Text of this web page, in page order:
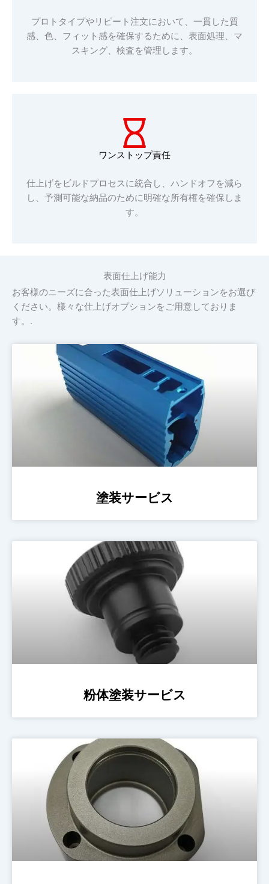
プロトタイプやリピート注文において、一貫した質
感、色、フィット感を確保するために、表面処理、マ
スキング、検査を管理します。
ワンストップ責任
仕上げをビルドプロセスに統合し、ハンドオフを減ら
し、予測可能な納品のために明確な所有権を確保しま
す。
表面仕上げ能力
お客様のニーズに合った表面仕上げソリューションをお選び
ください。様々な仕上げオプションをご用意しておりま
す。.
塗装サービス
粉体塗装サービス